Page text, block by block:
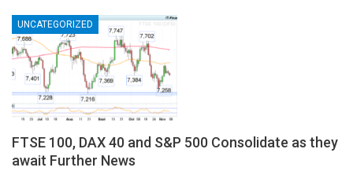
UNCATEGORIZED
FTSE 100, DAX 40 and S&P 500 Consolidate as they
await Further News​​​